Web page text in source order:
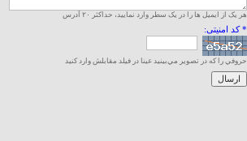
هر یک از ایمیل ها را در یک سطر وارد نمایید، حداکثر ۲۰ آدرس
* کد امنیتی:
حروفي را كه در تصوير مي‌بينيد عينا در فيلد مقابلش وارد كنيد